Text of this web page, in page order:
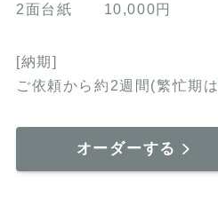
2面台紙 10,000円
[納期]
ご依頼から約2週間(繁忙期
オーダーする